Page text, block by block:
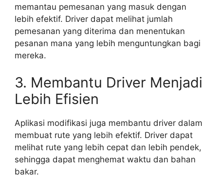
memantau pemesanan yang masuk dengan
lebih efektif. Driver dapat melihat jumlah
pemesanan yang diterima dan menentukan
pesanan mana yang lebih menguntungkan bagi
mereka.
3. Membantu Driver Menjadi
Lebih Efisien
Aplikasi modifikasi juga membantu driver dalam
membuat rute yang lebih efektif. Driver dapat
melihat rute yang lebih cepat dan lebih pendek,
sehingga dapat menghemat waktu dan bahan
bakar.